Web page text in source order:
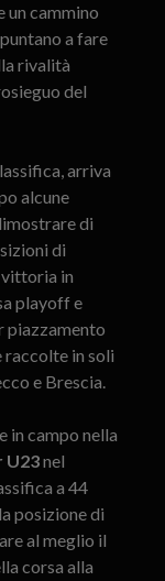
un cammino
a fare
rivalità
del
arriva
alcune
di
di
vittoria in
playoff e
piazzamento
raccolte in soli
e Brescia.
in campo nella
U23nel
a 44
posizione di
al meglio il
corsa alla